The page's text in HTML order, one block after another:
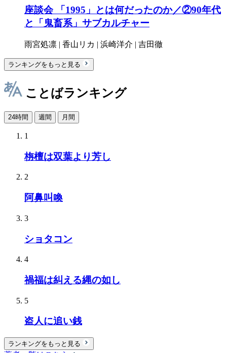
座談会 「1995」とは何だったのか／②90年代
と「鬼畜系」サブカルチャー
雨宮処凛 | 香山リカ | 浜崎洋介 | 吉田徹
ランキングをもっと見る
ことばランキング
24時間 週間 月間
1
栴檀は双葉より芳し
2
阿鼻叫喚
3
ショタコン
4
禍福は糾える縄の如し
5
盗人に追い銭
ランキングをもっと見る